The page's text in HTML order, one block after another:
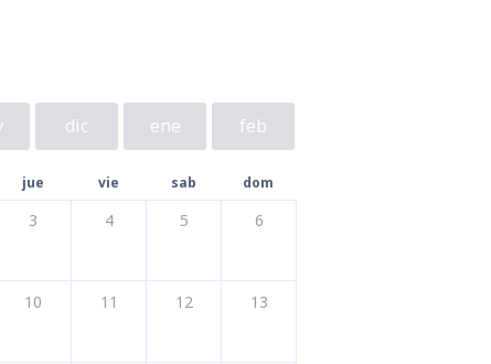
dic ene feb
jue vie sab dom
3 4 5 6
10 11 12 13